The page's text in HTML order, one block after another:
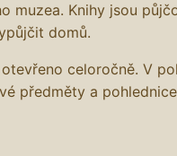
muzea. Knihy jsou
domů.
celoročně. V
předměty a